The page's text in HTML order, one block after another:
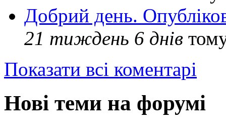
Добрий день.
21 тиждень 6 днів
Показати всі коментарі
Нові теми на форумі